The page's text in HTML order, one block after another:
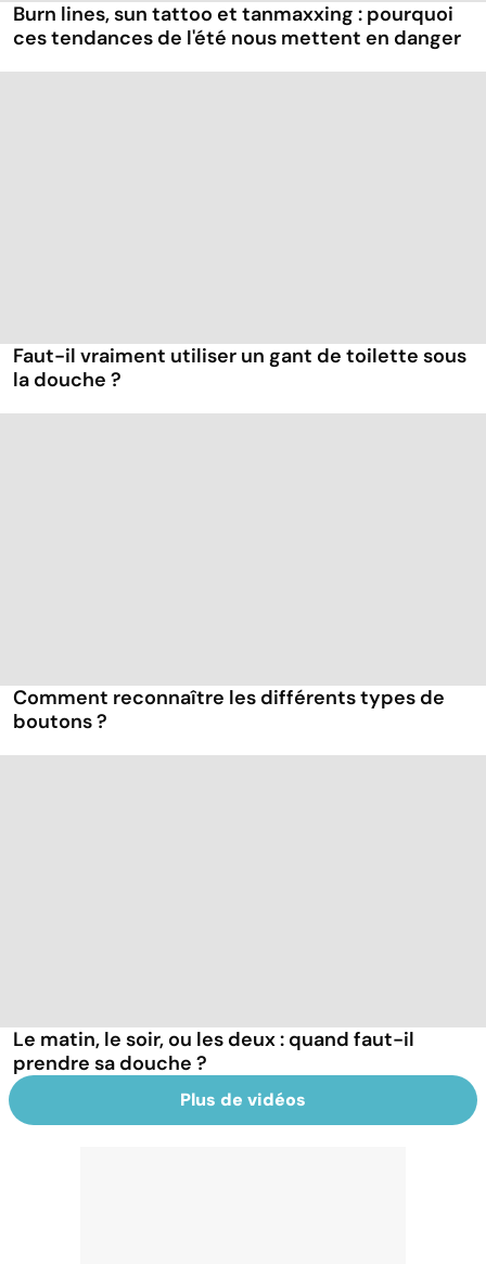
Burn lines, sun tattoo et tanmaxxing : pourquoi
ces tendances de l'été nous mettent en danger
Faut-il vraiment utiliser un gant de toilette sous
la douche ?
Comment reconnaître les différents types de
boutons ?
Le matin, le soir, ou les deux : quand faut-il
prendre sa douche ?
Plus de vidéos